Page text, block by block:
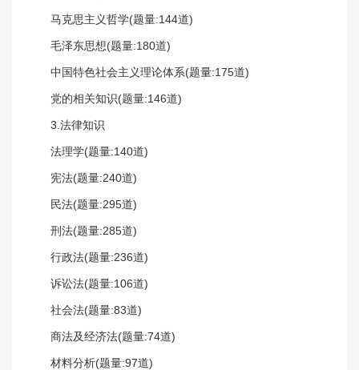
马克思主义哲学(题量:144道)
毛泽东思想(题量:180道)
中国特色社会主义理论体系(题量:175道)
党的相关知识(题量:146道)
3.法律知识
法理学(题量:140道)
宪法(题量:240道)
民法(题量:295道)
刑法(题量:285道)
行政法(题量:236道)
诉讼法(题量:106道)
社会法(题量:83道)
商法及经济法(题量:74道)
材料分析(题量:97道)